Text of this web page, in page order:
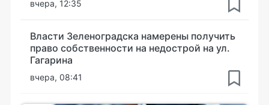
вчера, 12:35
Власти Зеленоградска намерены получить
право собственности на недострой на ул.
Гагарина
вчера, 08:41